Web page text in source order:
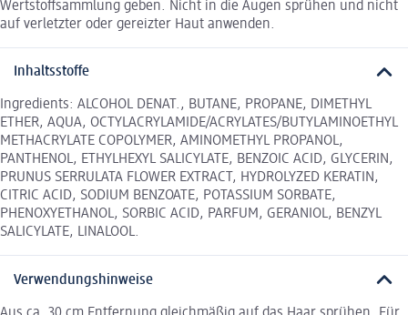
Wertstoffsammlung geben. Nicht in die Augen sprühen und nicht
auf verletzter oder gereizter Haut anwenden.
Inhaltsstoffe
Ingredients: ALCOHOL DENAT., BUTANE, PROPANE, DIMETHYL
ETHER, AQUA, OCTYLACRYLAMIDE/ACRYLATES/BUTYLAMINOETHYL
METHACRYLATE COPOLYMER, AMINOMETHYL PROPANOL,
PANTHENOL, ETHYLHEXYL SALICYLATE, BENZOIC ACID, GLYCERIN,
PRUNUS SERRULATA FLOWER EXTRACT, HYDROLYZED KERATIN,
CITRIC ACID, SODIUM BENZOATE, POTASSIUM SORBATE,
PHENOXYETHANOL, SORBIC ACID, PARFUM, GERANIOL, BENZYL
SALICYLATE, LINALOOL.
Verwendungshinweise